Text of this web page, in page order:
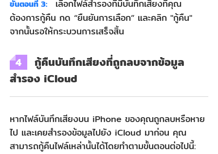
ขั้นตอนที่ 3:
เลือกไฟล์สำรองที่มีบันทึกเสียงที่คุณ
ต้องการกู้คืน กด “ยืนยันการเลือก” และคลิก "กู้คืน"
จากนั้นรอให้กระบวนการเสร็จสิ้น
4
กู้คืนบันทึกเสียงที่ถูกลบจากข้อมูล
สำรอง iCloud
หากไฟล์บันทึกเสียงบน iPhone ของคุณถูกลบหรือหาย
ไป และเคยสำรองข้อมูลไปยัง iCloud มาก่อน คุณ
สามารถกู้คืนไฟล์เหล่านั้นได้โดยทำตามขั้นตอนต่อไปนี้: